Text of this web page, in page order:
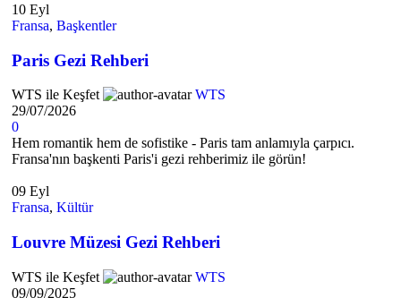
10 Eyl
Fransa, Başkentler
Paris Gezi Rehberi
WTS ile Keşfet
WTS
29/07/2026
0
Hem romantik hem de sofistike - Paris tam anlamıyla çarpıcı.
Fransa'nın başkenti Paris'i gezi rehberimiz ile görün!
09 Eyl
Fransa, Kültür
Louvre Müzesi Gezi Rehberi
WTS ile Keşfet
WTS
09/09/2025